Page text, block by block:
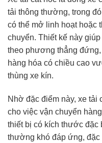
tải thông thường, trong
có thể mở linh hoạt hoặc
chuyển. Thiết kế này
theo phương thẳng
hàng hóa có chiều cao
thùng xe kín.
Nhờ đặc điểm này, xe tải
cho việc vận chuyển
thiết bị có kích thước đặc
thường khó đáp ứng,